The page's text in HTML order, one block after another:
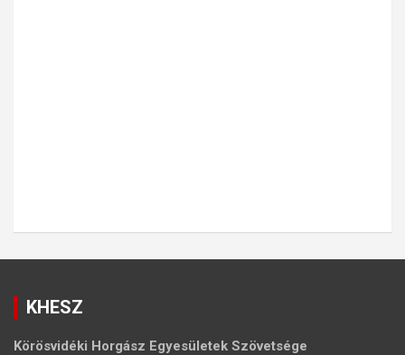
KHESZ
Körösvidéki Horgász Egyesületek Szövetsége